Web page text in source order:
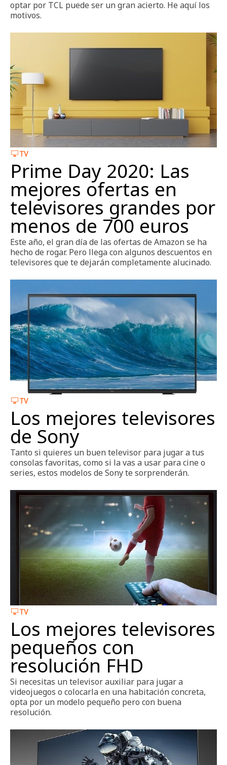
optar por TCL puede ser un gran acierto. He aquí los
motivos.
TV
Prime Day 2020: Las
mejores ofertas en
televisores grandes por
menos de 700 euros
Este año, el gran día de las ofertas de Amazon se ha
hecho de rogar. Pero llega con algunos descuentos en
televisores que te dejarán completamente alucinado.
TV
Los mejores televisores
de Sony
Tanto si quieres un buen televisor para jugar a tus
consolas favoritas, como si la vas a usar para cine o
series, estos modelos de Sony te sorprenderán.
TV
Los mejores televisores
pequeños con
resolución FHD
Si necesitas un televisor auxiliar para jugar a
videojuegos o colocarla en una habitación concreta,
opta por un modelo pequeño pero con buena
resolución.